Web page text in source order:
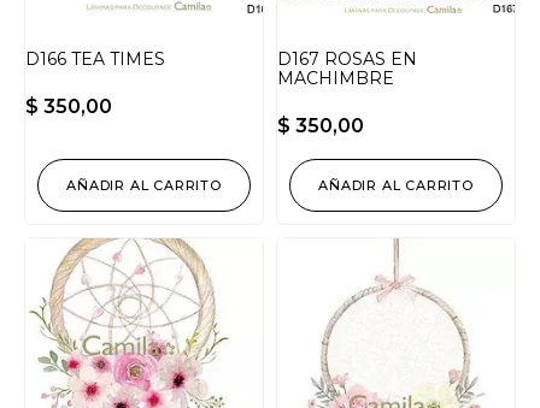
D166 TEA TIMES
$ 350,00
AÑADIR AL CARRITO
D167 ROSAS EN
MACHIMBRE
$ 350,00
AÑADIR AL CARRITO